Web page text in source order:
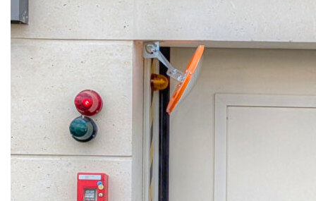
CONTACT
EXTRANET
Extranet Syndic Et Gestion Locative
Extranet Vendeur/acquéreur
Extranet Syndic Estale
Description
Réf : XB6453
Face à la Gare de LA GARENNE COLOMBES, en sous-
sol sécurisé d'une résidence toute récente, cet